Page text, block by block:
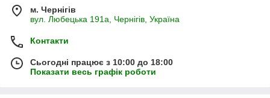
м. Чернігів
вул. Любецька 191а, Чернігів, Україна
Контакти
Сьогодні працює з 10:00 до 18:00
Показати весь графік роботи